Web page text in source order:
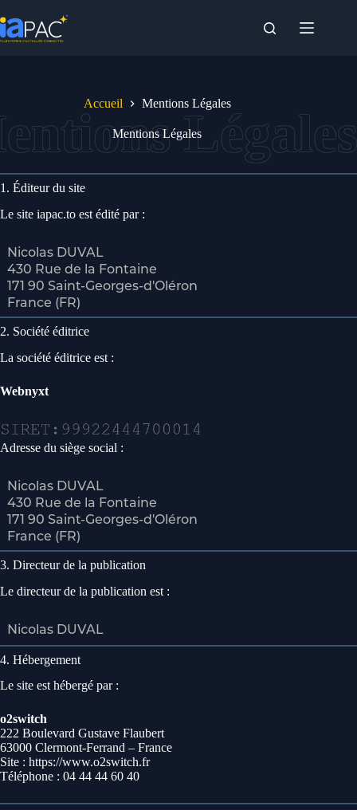
au
contenu
Accueil Mentions Légales
Mentions Légales
1. Éditeur du site
Le site iapac.to est édité par :
2. Société éditrice
La société éditrice est :
Webnyxt
Adresse du siège social :
3. Directeur de la publication
Le directeur de la publication est :
4. Hébergement
Le site est hébergé par :
o2switch
222 Boulevard Gustave Flaubert
63000 Clermont-Ferrand – France
Site : https://www.o2switch.fr
Téléphone : 04 44 44 60 40